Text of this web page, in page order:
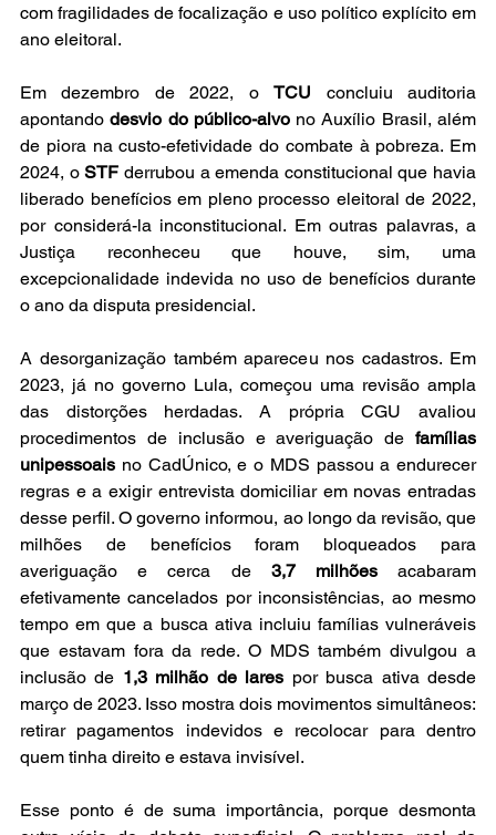
com fragilidades de focalização e uso político explícito em
ano eleitoral.
Em dezembro de 2022, o TCU concluiu auditoria
apontando desvio do público-alvo no Auxílio Brasil, além
de piora na custo-efetividade do combate à pobreza. Em
2024, o STF derrubou a emenda constitucional que havia
liberado benefícios em pleno processo eleitoral de 2022,
por considerá-la inconstitucional. Em outras palavras, a
Justiça reconheceu que houve, sim, uma
excepcionalidade indevida no uso de benefícios durante
o ano da disputa presidencial.
A desorganização também apareceu nos cadastros. Em
2023, já no governo Lula, começou uma revisão ampla
das distorções herdadas. A própria CGU avaliou
procedimentos de inclusão e averiguação de famílias
unipessoais no CadÚnico, e o MDS passou a endurecer
regras e a exigir entrevista domiciliar em novas entradas
desse perfil. O governo informou, ao longo da revisão, que
milhões de benefícios foram bloqueados para
averiguação e cerca de 3,7 milhões acabaram
efetivamente cancelados por inconsistências, ao mesmo
tempo em que a busca ativa incluiu famílias vulneráveis
que estavam fora da rede. O MDS também divulgou a
inclusão de 1,3 milhão de lares por busca ativa desde
março de 2023. Isso mostra dois movimentos simultâneos:
retirar pagamentos indevidos e recolocar para dentro
quem tinha direito e estava invisível.
Esse ponto é de suma importância, porque desmonta